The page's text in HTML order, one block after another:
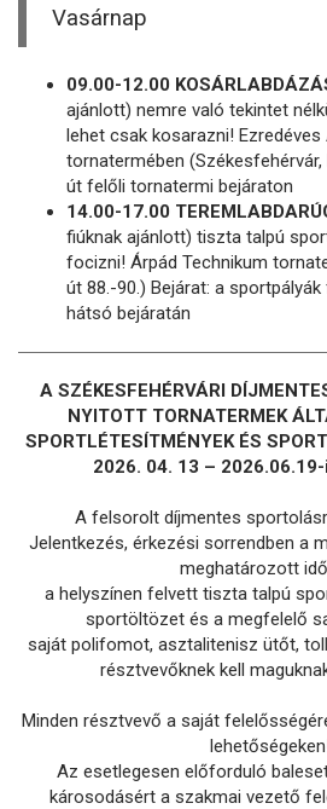
Vasárnap
09.00-12.00
ajánlott) nemre való tekintet
lehet csak kosarazni!
tornatermében (Székesfehérvár,
út felőli tornatermi bejáraton
14.00-17.00
fiúknak ajánlott) tiszta talpú
focizni! Árpád Technikum
út 88.-90.) Bejárat: a
hátsó bejáratán
A SZÉKESFEHÉRVÁRI
NYITOTT TORNATERMEK
SPORTLÉTESÍTMÉNYEK ÉS
2026. 04. 13 – 2026.06.19-
A felsorolt díjmentes
Jelentkezés, érkezési sorrendben a
meghatározott
a helyszínen felvett tiszta talpú
sportöltözet és a megfelelő
saját polifomot, asztalitenisz ütőt,
résztvevőknek kell
Minden résztvevő a saját
Az esetlegesen előforduló
károsodásért a szakmai vezető